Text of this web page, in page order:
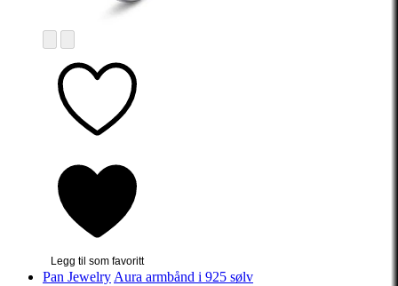
Legg til som favoritt
Pan Jewelry Aura armbånd i 925 sølv